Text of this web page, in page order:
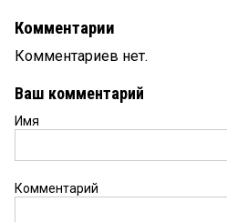
Комментарии
Комментариев нет.
Ваш комментарий
Имя
Комментарий